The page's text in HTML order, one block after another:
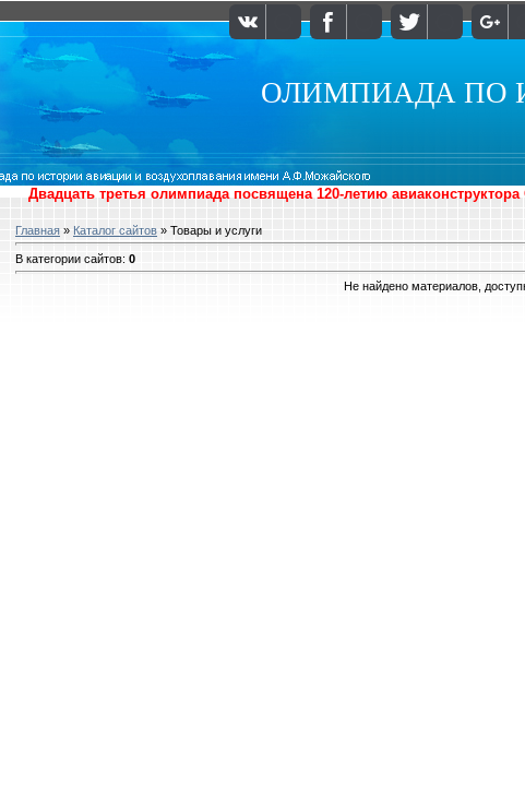
ОЛИМПИАДА ПО
Двадцать третья олимпиада посвящена 120-летию
Главная » Каталог сайтов » Товары и услуги
В категории сайтов: 0
Не найдено материалов,